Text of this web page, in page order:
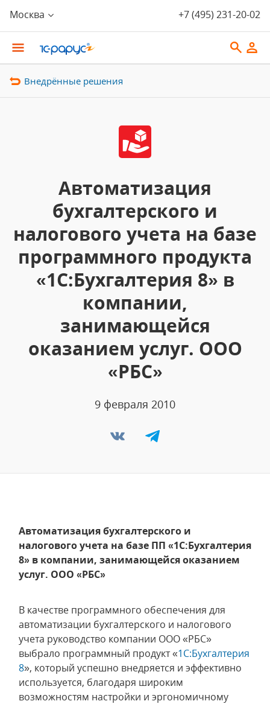
Москва +7 (495) 231-20-02
Внедрённые решения
Автоматизация
бухгалтерского и
налогового учета на базе
программного продукта
«1С:Бухгалтерия 8» в
компании,
занимающейся
оказанием услуг. ООО
«РБС»
9 февраля 2010
Автоматизация бухгалтерского и
налогового учета на базе ПП «1С:Бухгалтерия
8» в компании, занимающейся оказанием
услуг. ООО «РБС»
В качестве программного обеспечения для
автоматизации бухгалтерского и налогового
учета руководство компании ООО «РБС»
выбрало программный продукт «1С:Бухгалтерия
8», который успешно внедряется и эффективно
используется, благодаря широким
возможностям настройки и эргономичному